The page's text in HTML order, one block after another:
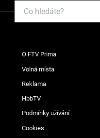
O FTV Prima
Volná místa
Reklama
HbbTV
Podmínky užívání
Cookies